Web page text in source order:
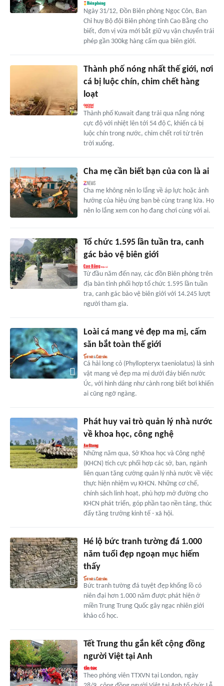
Ngày 31/12, Đồn Biên phòng Ngọc Côn, Ban
Chỉ huy Bộ đội Biên phòng tỉnh Cao Bằng cho
biết, đơn vị vừa mới bắt giữ vụ vận chuyển trái
phép gần 300kg hàng cấm qua biên giới.
Thành phố nóng nhất thế giới, nơi
cá bị luộc chín, chim chết hàng
loạt
Thành phố Kuwait đang trải qua nắng nóng
cực độ với nhiệt lên tới 54 độ C, khiến cá bị
luộc chín trong nước, chim chết rơi từ trên
trời xuống.
Cha mẹ cần biết bạn của con là ai
Cha mẹ không nên lo lắng về áp lực hoặc ảnh
hưởng của hiệu ứng bạn bè cùng trang lứa. Họ
nên lo lắng xem con họ đang chơi cùng với ai.
Tổ chức 1.595 lần tuần tra, canh
gác bảo vệ biên giới
Từ đầu năm đến nay, các đồn Biên phòng trên
địa bàn tỉnh phối hợp tổ chức 1.595 lần tuần
tra, canh gác bảo vệ biên giới với 14.245 lượt
người tham gia.
Loài cá mang vẻ đẹp ma mị, cấm
săn bắt toàn thế giới
Cá hải long cỏ (Phyllopteryx taeniolatus) là sinh
vật mang vẻ đẹp ma mị dưới đáy biển nước
Úc, với hình dáng như cành rong biết bơi khiến
ai cũng ngỡ ngàng.
Phát huy vai trò quản lý nhà nước
về khoa học, công nghệ
Những năm qua, Sở Khoa học và Công nghệ
(KHCN) tích cực phối hợp các sở, ban, ngành
liên quan tăng cường quản lý nhà nước về việc
thực hiện nhiệm vụ KHCN. Những cơ chế,
chính sách linh hoạt, phù hợp mở đường cho
KHCN phát triển, góp phần tạo nền tảng, thúc
đẩy tăng trưởng kinh tế - xã hội.
Hé lộ bức tranh tường đá 1.000
năm tuổi đẹp ngoạn mục hiếm
thấy
Bức tranh tường đá tuyệt đẹp khổng lồ có
niên đại hơn 1.000 năm được phát hiện ở
miền Trung Trung Quốc gây ngạc nhiên giới
khảo cổ học.
Tết Trung thu gắn kết cộng đồng
người Việt tại Anh
Theo phóng viên TTXVN tại London, ngày